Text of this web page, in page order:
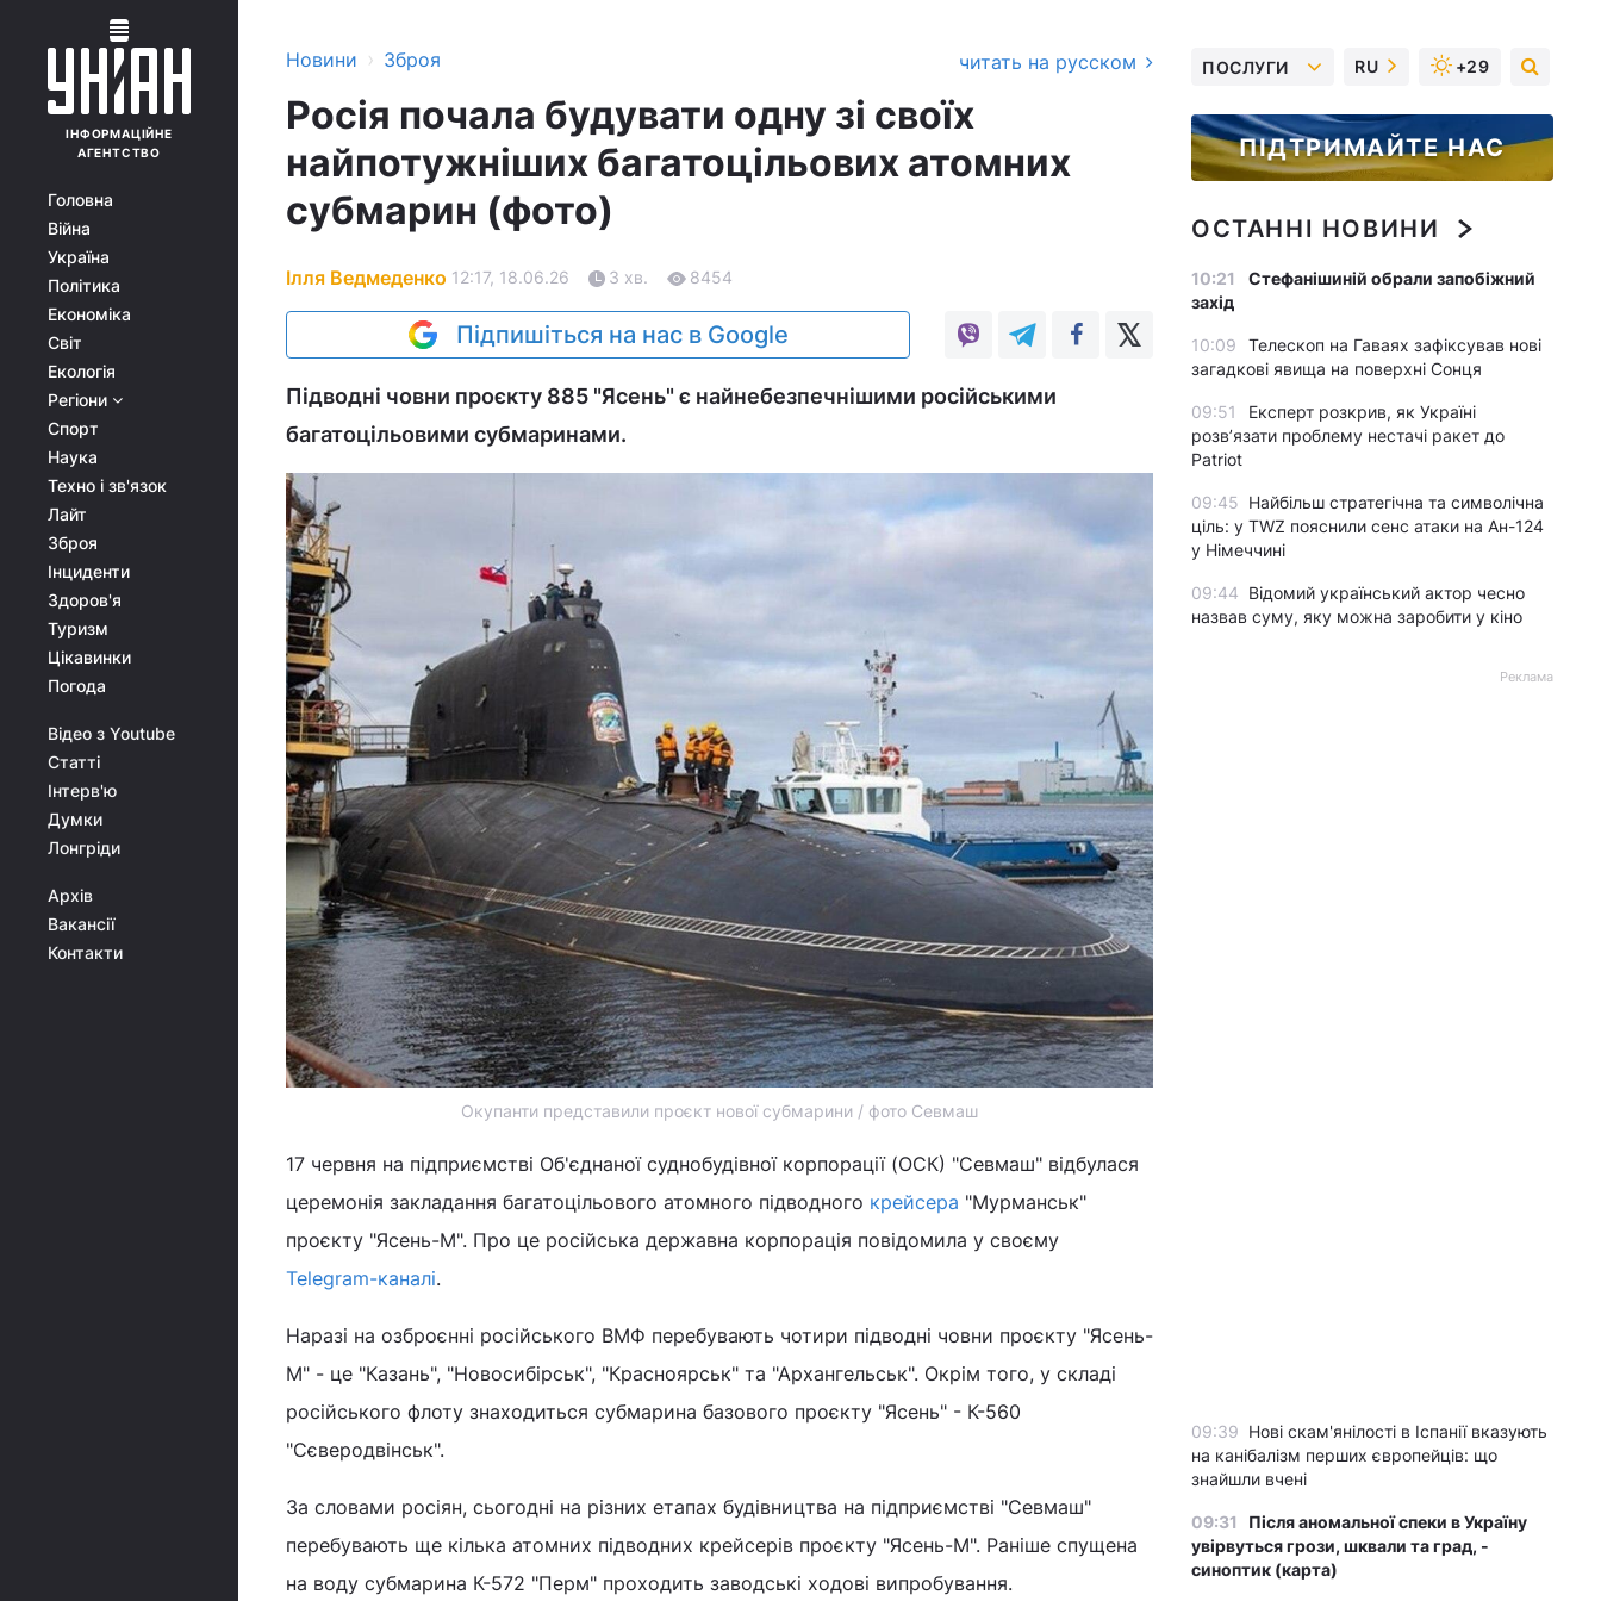
ІНФОРМАЦІЙНЕ
АГЕНТСТВО
Головна
Війна
Україна
Політика
Економіка
Світ
Екологія
Регіони
Спорт
Наука
Техно і зв'язок
Лайт
Зброя
Інциденти
Здоров'я
Туризм
Цікавинки
Погода
Відео з Youtube
Статті
Інтерв'ю
Думки
Лонгріди
Архів
Вакансії
Контакти
Новини › Зброя читать на русском
Росія почала будувати одну зі своїх
найпотужніших багатоцільових атомних
субмарин (фото)
Ілля Ведмеденко 12:17, 18.06.26 3 хв. 8454
Підпишіться на нас в Google
Підводні човни проєкту 885 "Ясень" є найнебезпечнішими російськими
багатоцільовими субмаринами.
Окупанти представили проєкт нової субмарини / фото Севмаш
17 червня на підприємстві Об'єднаної суднобудівної корпорації (ОСК) "Севмаш" відбулася
церемонія закладання багатоцільового атомного підводного крейсера "Мурманськ"
проєкту "Ясень-М". Про це російська державна корпорація повідомила у своєму
Telegram-каналі.
Наразі на озброєнні російського ВМФ перебувають чотири підводні човни проєкту "Ясень-
М" - це "Казань", "Новосибірськ", "Красноярськ" та "Архангельськ". Окрім того, у складі
російського флоту знаходиться субмарина базового проєкту "Ясень" - К-560
"Сєверодвінськ".
За словами росіян, сьогодні на різних етапах будівництва на підприємстві "Севмаш"
перебувають ще кілька атомних підводних крейсерів проєкту "Ясень-М". Раніше спущена
на воду субмарина К-572 "Перм" проходить заводські ходові випробування.
ПОСЛУГИ RU +29
ПІДТРИМАЙТЕ НАС
ОСТАННІ НОВИНИ
10:21
Стефанішиній обрали запобіжний
захід
10:09
Телескоп на Гаваях зафіксував нові
загадкові явища на поверхні Сонця
09:51
Експерт розкрив, як Україні
розвʼязати проблему нестачі ракет до
Patriot
09:45 Найбільш стратегічна та символічна
ціль: у TWZ пояснили сенс атаки на Ан-124
у Німеччині
09:44 Відомий український актор чесно
назвав суму, яку можна заробити у кіно
Реклама
09:39 Нові скам'янілості в Іспанії вказують
на канібалізм перших європейців: що
знайшли вчені
09:31
Після аномальної спеки в Україну
увірвуться грози, шквали та град, -
синоптик (карта)